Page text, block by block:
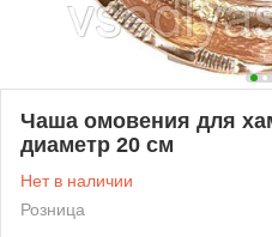
Чаша омовения для
диаметр 20 см
Нет в наличии
Розница